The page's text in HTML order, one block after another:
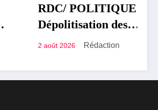
POLITIQUE
RDC/ POLITIQUE :
Dépolitisation des
Entreprises: Les
publiques bientôt
2 août 2026 Rédaction